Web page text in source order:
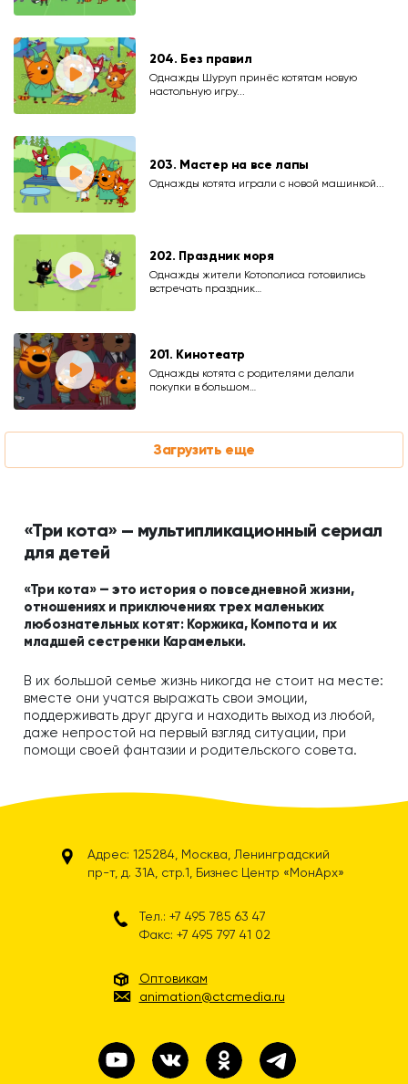
204. Без правил
Однажды Шуруп принёс котятам новую
настольную игру...
203. Мастер на все лапы
Однажды котята играли с новой машинкой...
202. Праздник моря
Однажды жители Котополиса готовились
встречать праздник…
201. Кинотеатр
Однажды котята с родителями делали
покупки в большом…
Загрузить еще
«Три кота» — мультипликационный сериал
для детей
«Три кота» — это история о повседневной жизни,
отношениях и приключениях трех маленьких
любознательных котят: Коржика, Компота и их
младшей сестренки Карамельки.
В их большой семье жизнь никогда не стоит на месте:
вместе они учатся выражать свои эмоции,
поддерживать друг друга и находить выход из любой,
даже непростой на первый взгляд ситуации, при
помощи своей фантазии и родительского совета.
Адрес: 125284, Москва, Ленинградский
пр-т, д. 31А, стр.1, Бизнес Центр «МонАрх»
Тел.: +7 495 785 63 47
Факс: +7 495 797 41 02
Оптовикам
animation@ctcmedia.ru